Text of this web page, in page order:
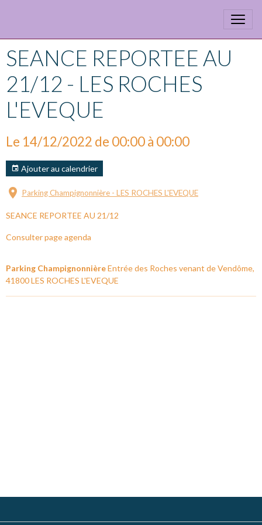
SEANCE REPORTEE AU
21/12 - LES ROCHES
L'EVEQUE
Le 14/12/2022 de 00:00à 00:00
Ajouter au calendrier
Parking Champignonnière - LES ROCHES L'EVEQUE
SEANCE REPORTEE AU 21/12
Consulter page agenda
Parking ChampignonnièreEntrée des Roches venant de Vendôme,
41800 LES ROCHES L'EVEQUE